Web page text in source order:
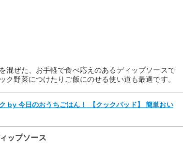
混ぜた、お手軽で食べ応えのあるディップソースで
野菜につけたりご飯にのせる使い道も最適です。
by 今日のおうちごはん！ 【クックパッド】 簡単おい
ップソース